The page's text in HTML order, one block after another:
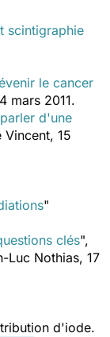
scintigraphie
le cancer
mars 2011.
d'une
Vincent, 15
"
clés",
Luc Nothias, 17
d'iode.